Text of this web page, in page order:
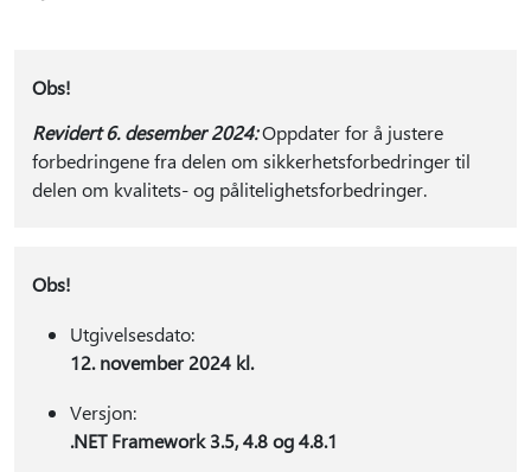
Obs!
Revidert 6. desember 2024:Oppdater for å justere
forbedringene fra delen om sikkerhetsforbedringer til
delen om kvalitets- og pålitelighetsforbedringer.
Obs!
Utgivelsesdato:
12. november 2024 kl.
Versjon:
.NET Framework 3.5, 4.8 og 4.8.1